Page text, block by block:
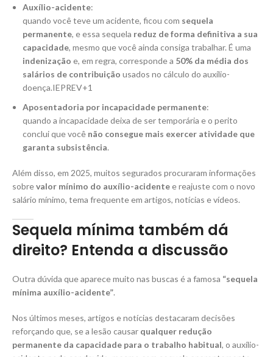
Auxílio-acidente:
quando você teve um acidente, ficou com sequela
permanente, e essa sequela reduz de forma definitiva a sua
capacidade, mesmo que você ainda consiga trabalhar. É uma
indenização e, em regra, corresponde a 50% da média dos
salários de contribuição usados no cálculo do auxílio-
doença.IEPREV+1
Aposentadoria por incapacidade permanente:
quando a incapacidade deixa de ser temporária e o perito
conclui que você não consegue mais exercer atividade que
garanta subsistência.
Além disso, em 2025, muitos segurados procuraram informações
sobrevalor mínimo do auxílio-acidentee reajuste com o novo
salário mínimo, tema frequente em artigos, notícias e vídeos.
Sequela mínima também dá
direito? Entenda a discussão
Outra dúvida que aparece muito nas buscas é a famosa “sequela
mínima auxílio-acidente”.
Nos últimos meses, artigos e notícias destacaram decisões
reforçando que, se a lesão causar qualquer redução
permanente da capacidade para o trabalho habitual, o auxílio-